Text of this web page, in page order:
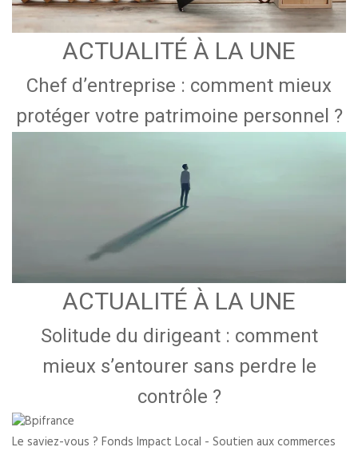
ACTUALITÉ À LA UNE
Chef d’entreprise : comment mieux
protéger votre patrimoine personnel ?
ACTUALITÉ À LA UNE
Solitude du dirigeant : comment
mieux s’entourer sans perdre le
contrôle ?
Le saviez-vous ?Fonds Impact Local - Soutien aux commerces